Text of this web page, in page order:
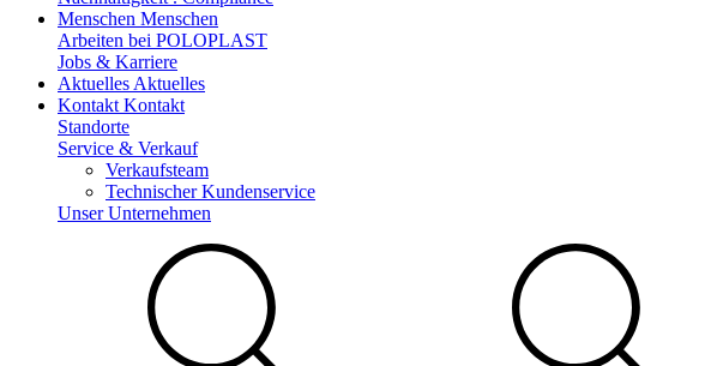
Menschen Menschen
Arbeiten bei POLOPLAST
Jobs & Karriere
Aktuelles Aktuelles
Kontakt Kontakt
Standorte
Service & Verkauf
Verkaufsteam
Technischer Kundenservice
Unser Unternehmen